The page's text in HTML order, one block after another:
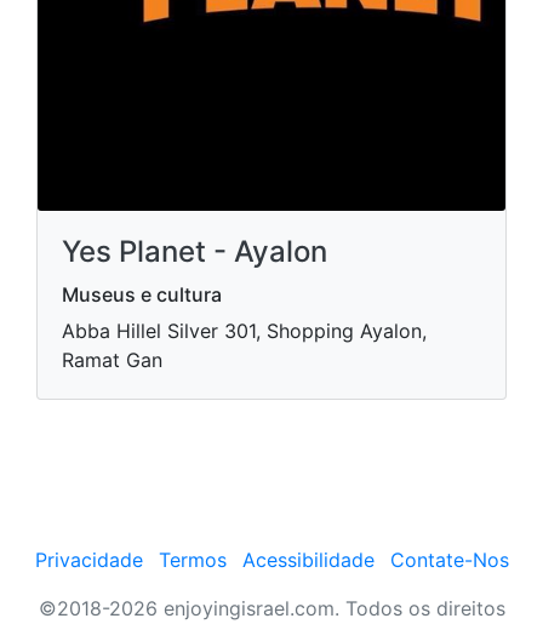
Yes Planet - Ayalon
Museus e cultura
Abba Hillel Silver 301, Shopping Ayalon,
Ramat Gan
Privacidade Termos Acessibilidade
Contate-Nos
©2018-2026 enjoyingisrael.com. Todos os direitos